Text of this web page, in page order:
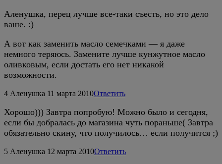
Аленушка, перец лучше все-таки съесть, но это дело
ваше. :)
А вот как заменить масло семечками — я даже
немного теряюсь. Замените лучше кунжутное масло
оливковым, если достать его нет никакой
возможности.
4 Аленушка 11 марта 2010Ответить
Хорошо))) Завтра попробую! Можно было и сегодня,
если бы добралась до магазина чуть пораньше( Завтра
обязательно скину, что получилось… если получится ;)
5 Аленушка 12 марта 2010Ответить